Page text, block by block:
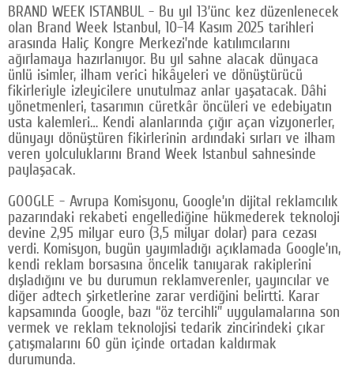
BRAND WEEK ISTANBUL - Bu yıl 13’ünc kez düzenlenecek
olan Brand Week Istanbul, 10–14 Kasım 2025 tarihleri
arasında Haliç Kongre Merkezi’nde katılımcılarını
ağırlamaya hazırlanıyor. Bu yıl sahne alacak dünyaca
ünlü isimler, ilham verici hikâyeleri ve dönüştürücü
fikirleriyle izleyicilere unutulmaz anlar yaşatacak. Dâhi
yönetmenleri, tasarımın cüretkâr öncüleri ve edebiyatın
usta kalemleri… Kendi alanlarında çığır açan vizyonerler,
dünyayı dönüştüren fikirlerinin ardındaki sırları ve ilham
veren yolculuklarını Brand Week Istanbul sahnesinde
paylaşacak.
GOOGLE - Avrupa Komisyonu, Google’ın dijital reklamcılık
pazarındaki rekabeti engellediğine hükmederek teknoloji
devine 2,95 milyar euro (3,5 milyar dolar) para cezası
verdi. Komisyon, bugün yayımladığı açıklamada Google’ın,
kendi reklam borsasına öncelik tanıyarak rakiplerini
dışladığını ve bu durumun reklamverenler, yayıncılar ve
diğer adtech şirketlerine zarar verdiğini belirtti. Karar
kapsamında Google, bazı “öz tercihli” uygulamalarına son
vermek ve reklam teknolojisi tedarik zincirindeki çıkar
çatışmalarını 60 gün içinde ortadan kaldırmak
durumunda.